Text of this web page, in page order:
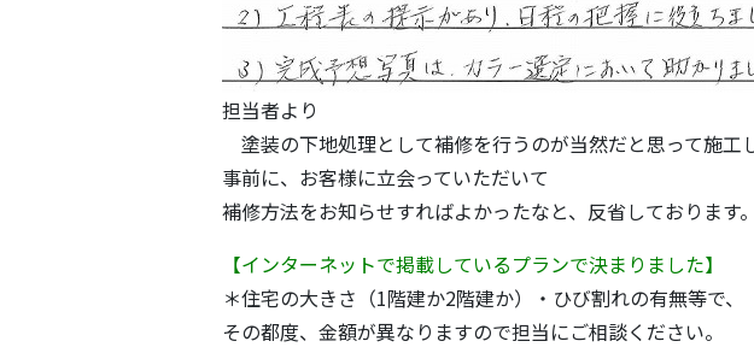
担当者より
塗装の下地処理として補修を行うのが当然だと思って施工
事前に、お客様に立会っていただいて
補修方法をお知らせすればよかったなと、反省しております。
【インターネットで掲載しているプランで決まりました】
＊住宅の大きさ（1階建か2階建か）・ひび割れの有無等で、
その都度、金額が異なりますので担当にご相談ください。